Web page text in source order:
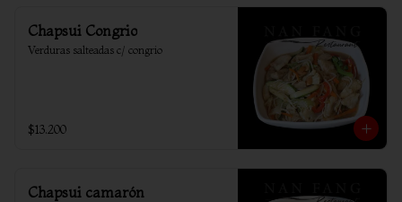
Chapsui Congrio
Verduras salteadas c/ congrio
$13.200
Chapsui camarón